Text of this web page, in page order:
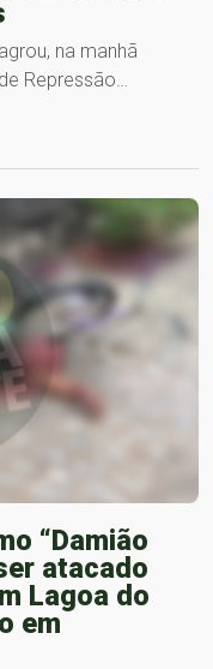
na manhã
Repressão…
“Damião
atacado
Lagoa do
em